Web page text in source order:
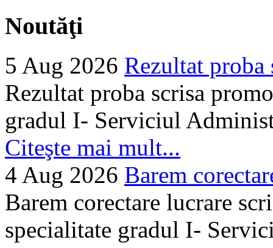
Noutăţi
5 Aug 2026 Rezultat proba
Rezultat proba scrisa
gradul I- Serviciul
Citeşte mai mult...
4 Aug 2026 Barem
Barem corectare lucrare
specialitate gradul I-